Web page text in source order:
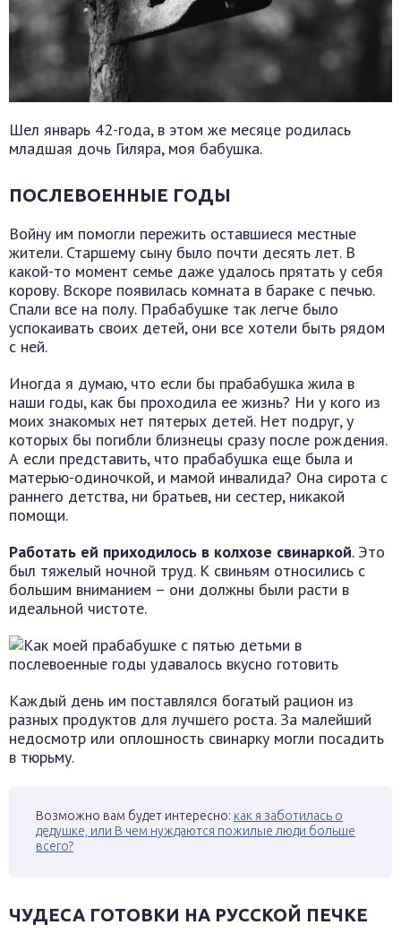
Шел январь 42-года, в этом же месяце родилась
младшая дочь Гиляра, моя бабушка.
ПОСЛЕВОЕННЫЕ ГОДЫ
Войну им помогли пережить оставшиеся местные
жители. Старшему сыну было почти десять лет. В
какой-то момент семье даже удалось прятать у себя
корову. Вскоре появилась комната в бараке с печью.
Спали все на полу. Прабабушке так легче было
успокаивать своих детей, они все хотели быть рядом
с ней.
Иногда я думаю, что если бы прабабушка жила в
наши годы, как бы проходила ее жизнь? Ни у кого из
моих знакомых нет пятерых детей. Нет подруг, у
которых бы погибли близнецы сразу после рождения.
А если представить, что прабабушка еще была и
матерью-одиночкой, и мамой инвалида? Она сирота с
раннего детства, ни братьев, ни сестер, никакой
помощи.
Работать ей приходилось в колхозе свинаркой. Это
был тяжелый ночной труд. К свиньям относились с
большим вниманием – они должны были расти в
идеальной чистоте.
Каждый день им поставлялся богатый рацион из
разных продуктов для лучшего роста. За малейший
недосмотр или оплошность свинарку могли посадить
в тюрьму.
Возможно вам будет интересно: как я заботилась о
дедушке, или В чем нуждаются пожилые люди больше
всего?
ЧУДЕСА ГОТОВКИ НА РУССКОЙ ПЕЧКЕ